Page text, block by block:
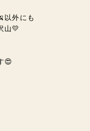
以外にも
山💛
😍